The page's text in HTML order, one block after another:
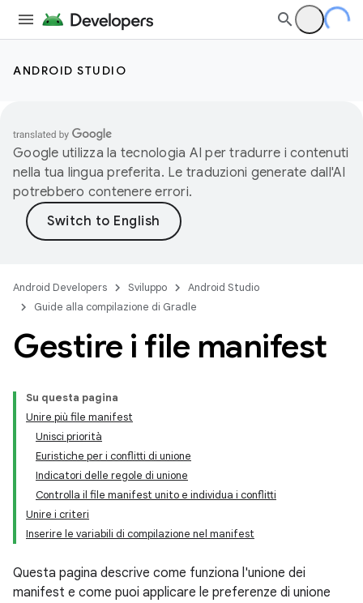
ANDROID STUDIO
Google utilizza la tecnologia AI per tradurre i contenuti
nella tua lingua preferita. Le traduzioni generate dall'AI
potrebbero contenere errori.
Android Developers Sviluppo
Android Studio
Guide alla compilazione di Gradle
Gestire i file manifest
Su questa pagina
Unire più file manifest
Unisci priorità
Euristiche per i conflitti di unione
Indicatori delle regole di unione
Controlla il file manifest unito e individua i conflitti
Unire i criteri
Inserire le variabili di compilazione nel manifest
Questa pagina descrive come funziona l'unione dei
manifest e come puoi applicare le preferenze di unione